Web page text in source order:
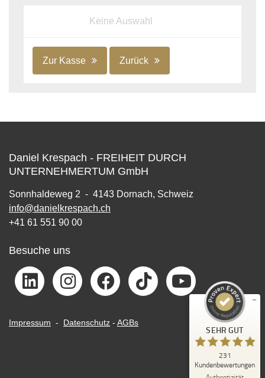
Keine Auswahl
Zur Kasse Zurück
Daniel Krespach - FREIHEIT DURCH
UNTERNEHMERTUM GmbH
Sonnhaldeweg 2 - 4143 Dornach, Schweiz
info@danielkrespach.ch
+41 61 551 90 00
Besuche uns
Impressum - Datenschutz - AGBs
SEHR GUT
231
Kundenbewertungen
ProvenExpert.com
4,88
/
5,00
217
Bewertungen auf
ProvenExpert.com
Bewertungen von
1
Blick aufs ProvenExpert-Profil werfen
23.07.2026